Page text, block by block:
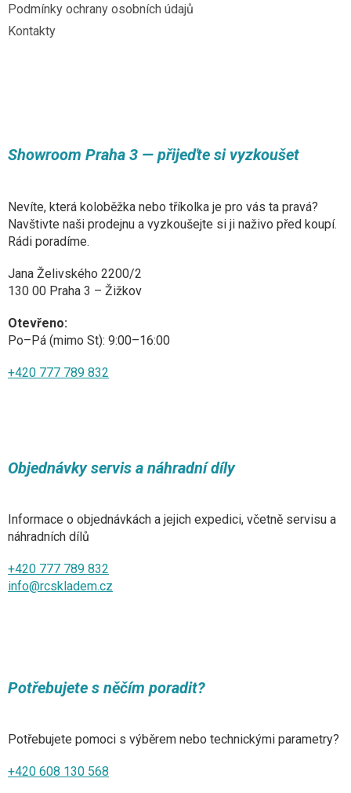
Podmínky ochrany osobních údajů
Kontakty
Showroom Praha 3 — přijeďte si vyzkoušet
Nevíte, která koloběžka nebo tříkolka je pro vás ta pravá?
Navštivte naši prodejnu a vyzkoušejte si ji naživo před koupí.
Rádi poradíme.
Jana Želivského 2200/2
130 00 Praha 3 – Žižkov
Otevřeno:
Po–Pá (mimo St): 9:00–16:00
+420 777 789 832
Objednávky servis a náhradní díly
Informace o objednávkách a jejich expedici, včetně servisu a
náhradních dílů
+420 777 789 832
info@rcskladem.cz
Potřebujete s něčím poradit?
Potřebujete pomoci s výběrem nebo technickými parametry?
+420 608 130 568